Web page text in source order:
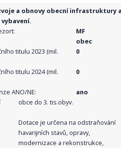
a obnovy obecní infrastruktury
MF
obec
titulu 2023 (mil.
0
titulu 2024 (mil.
0
ANO/NE:
ano
obce do 3. tis.obyv.
Dotace je určena na odstraňování
havarijních stavů, opravy,
modernizace a rekonstrukce,